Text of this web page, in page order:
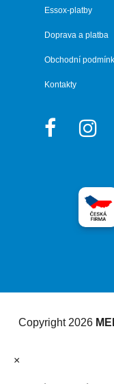
Essox-platby
Doprava a platba
Obchodní
Kontakty
Copyright 2026
×